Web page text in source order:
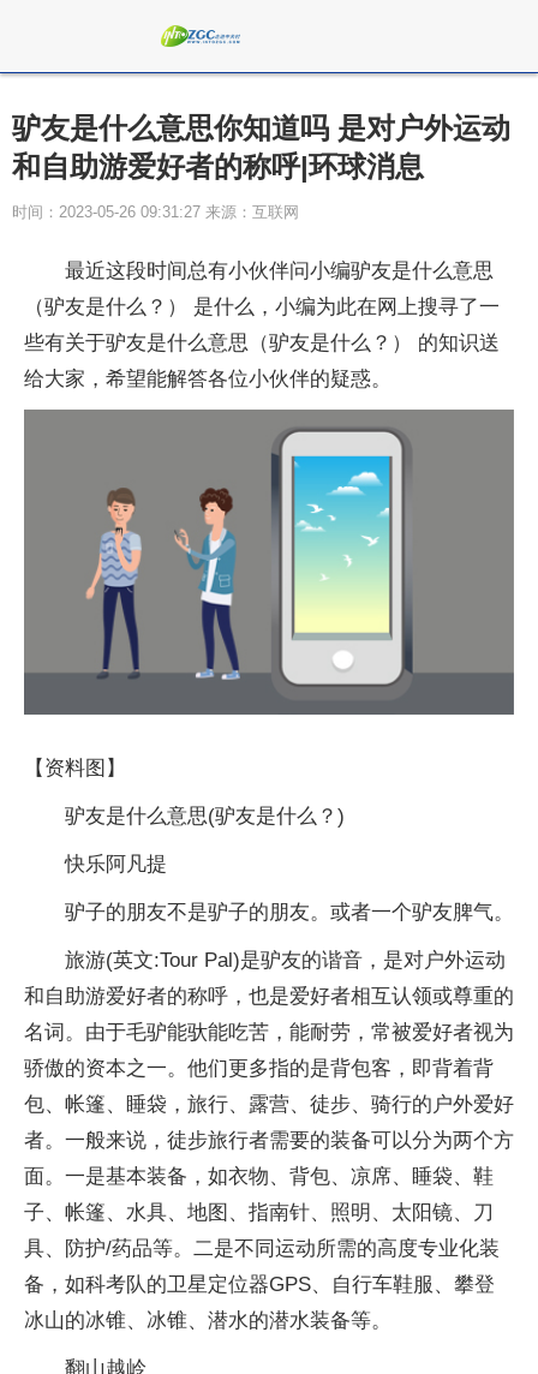
驴友是什么意思你知道吗 是对户外运动
和自助游爱好者的称呼|环球消息
时间：2023-05-26 09:31:27 来源：互联网
最近这段时间总有小伙伴问小编驴友是什么意思
（驴友是什么？） 是什么，小编为此在网上搜寻了一
些有关于驴友是什么意思（驴友是什么？） 的知识送
给大家，希望能解答各位小伙伴的疑惑。
【资料图】
驴友是什么意思(驴友是什么？)
快乐阿凡提
驴子的朋友不是驴子的朋友。或者一个驴友脾气。
旅游(英文:Tour Pal)是驴友的谐音，是对户外运动
和自助游爱好者的称呼，也是爱好者相互认领或尊重的
名词。由于毛驴能驮能吃苦，能耐劳，常被爱好者视为
骄傲的资本之一。他们更多指的是背包客，即背着背
包、帐篷、睡袋，旅行、露营、徒步、骑行的户外爱好
者。一般来说，徒步旅行者需要的装备可以分为两个方
面。一是基本装备，如衣物、背包、凉席、睡袋、鞋
子、帐篷、水具、地图、指南针、照明、太阳镜、刀
具、防护/药品等。二是不同运动所需的高度专业化装
备，如科考队的卫星定位器GPS、自行车鞋服、攀登
冰山的冰锥、冰锥、潜水的潜水装备等。
翻山越岭